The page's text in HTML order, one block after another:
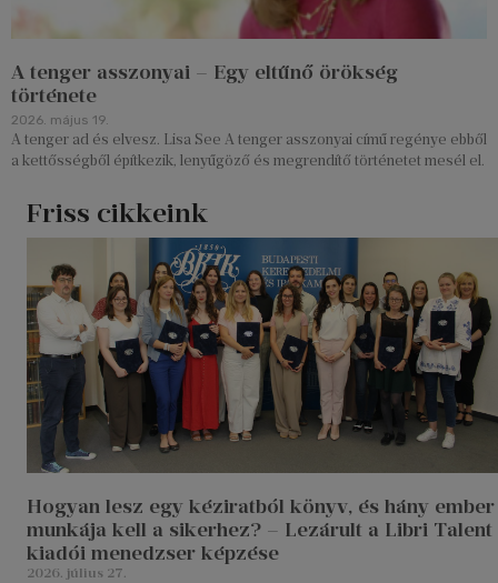
A tenger asszonyai – Egy eltűnő örökség
története
2026. május 19.
A tenger ad és elvesz. Lisa See A tenger asszonyai című regénye ebből
a kettősségből építkezik, lenyűgöző és megrendítő történetet mesél el.
Friss cikkeink
Hogyan lesz egy kéziratból könyv, és hány ember
munkája kell a sikerhez? – Lezárult a Libri Talent
kiadói menedzser képzése
2026. július 27.